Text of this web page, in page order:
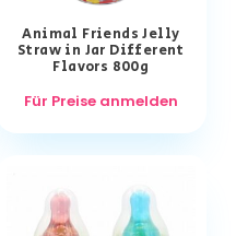
Animal Friends Jelly
Straw in Jar Different
Flavors 800g
Für Preise anmelden